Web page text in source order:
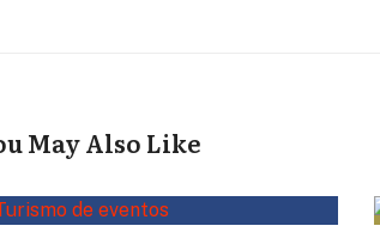
May Also Like